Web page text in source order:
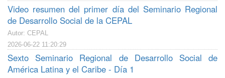
Video resumen del primer día del Seminario Regional
de Desarrollo Social de la CEPAL
Autor: CEPAL
2026-06-22 11:20:29
Sexto Seminario Regional de Desarrollo Social de
América Latina y el Caribe - Día 1